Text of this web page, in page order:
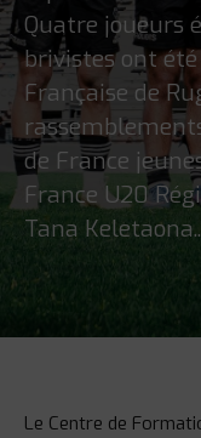
Quatre joueurs
brivistes ont
Française de
de France
France U20
Tana
Le Centre de